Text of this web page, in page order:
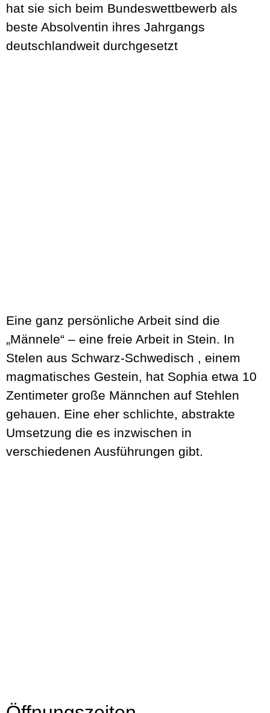
hat sie sich beim Bundeswettbewerb als
beste Absolventin ihres Jahrgangs
deutschlandweit durchgesetzt
Eine ganz persönliche Arbeit sind die
„Männele“ – eine freie Arbeit in Stein. In
Stelen aus Schwarz-Schwedisch , einem
magmatisches Gestein, hat Sophia etwa 10
Zentimeter große Männchen auf Stehlen
gehauen. Eine eher schlichte, abstrakte
Umsetzung die es inzwischen in
verschiedenen Ausführungen gibt.